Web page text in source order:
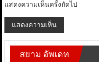
แสดงความเห็นครั้งถัดไป
สยาม อัพเดท